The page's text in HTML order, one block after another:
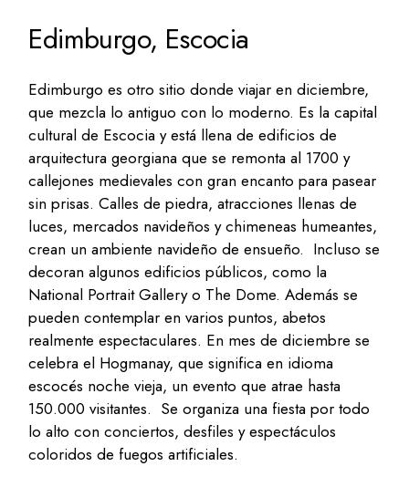
Edimburgo, Escocia
Edimburgo es otro sitio donde viajar en diciembre,
que mezcla lo antiguo con lo moderno. Es la capital
cultural de Escocia y está llena de edificios de
arquitectura georgiana que se remonta al 1700 y
callejones medievales con gran encanto para pasear
sin prisas. Calles de piedra, atracciones llenas de
luces, mercados navideños y chimeneas humeantes,
crean un ambiente navideño de ensueño. Incluso se
decoran algunos edificios públicos, como la
National Portrait Gallery o The Dome. Además se
pueden contemplar en varios puntos, abetos
realmente espectaculares. En mes de diciembre se
celebra el Hogmanay, que significa en idioma
escocés noche vieja, un evento que atrae hasta
150.000 visitantes. Se organiza una fiesta por todo
lo alto con conciertos, desfiles y espectáculos
coloridos de fuegos artificiales.